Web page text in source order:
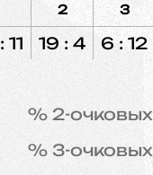
2
19 : 4
3
6 : 12
% 2-очковых
% 3-очковых